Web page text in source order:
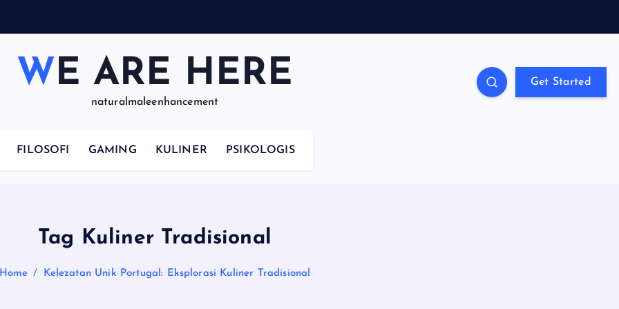
WE ARE HERE
naturalmaleenhancement
Get Started
FILOSOFI GAMING KULINER PSIKOLOGIS
Tag Kuliner Tradisional
Home Kelezatan Unik Portugal: Eksplorasi Kuliner Tradisional